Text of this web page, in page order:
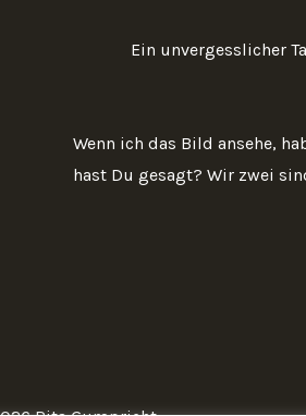
Ein unvergesslicher
Wenn ich das Bild ansehe,
hast Du gesagt? Wir zwei